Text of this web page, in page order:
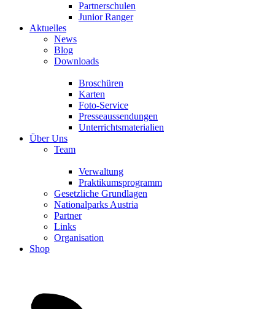
Partnerschulen
Junior Ranger
Aktuelles
News
Blog
Downloads
Broschüren
Karten
Foto-Service
Presseaussendungen
Unterrichtsmaterialien
Über Uns
Team
Verwaltung
Praktikumsprogramm
Gesetzliche Grundlagen
Nationalparks Austria
Partner
Links
Organisation
Shop